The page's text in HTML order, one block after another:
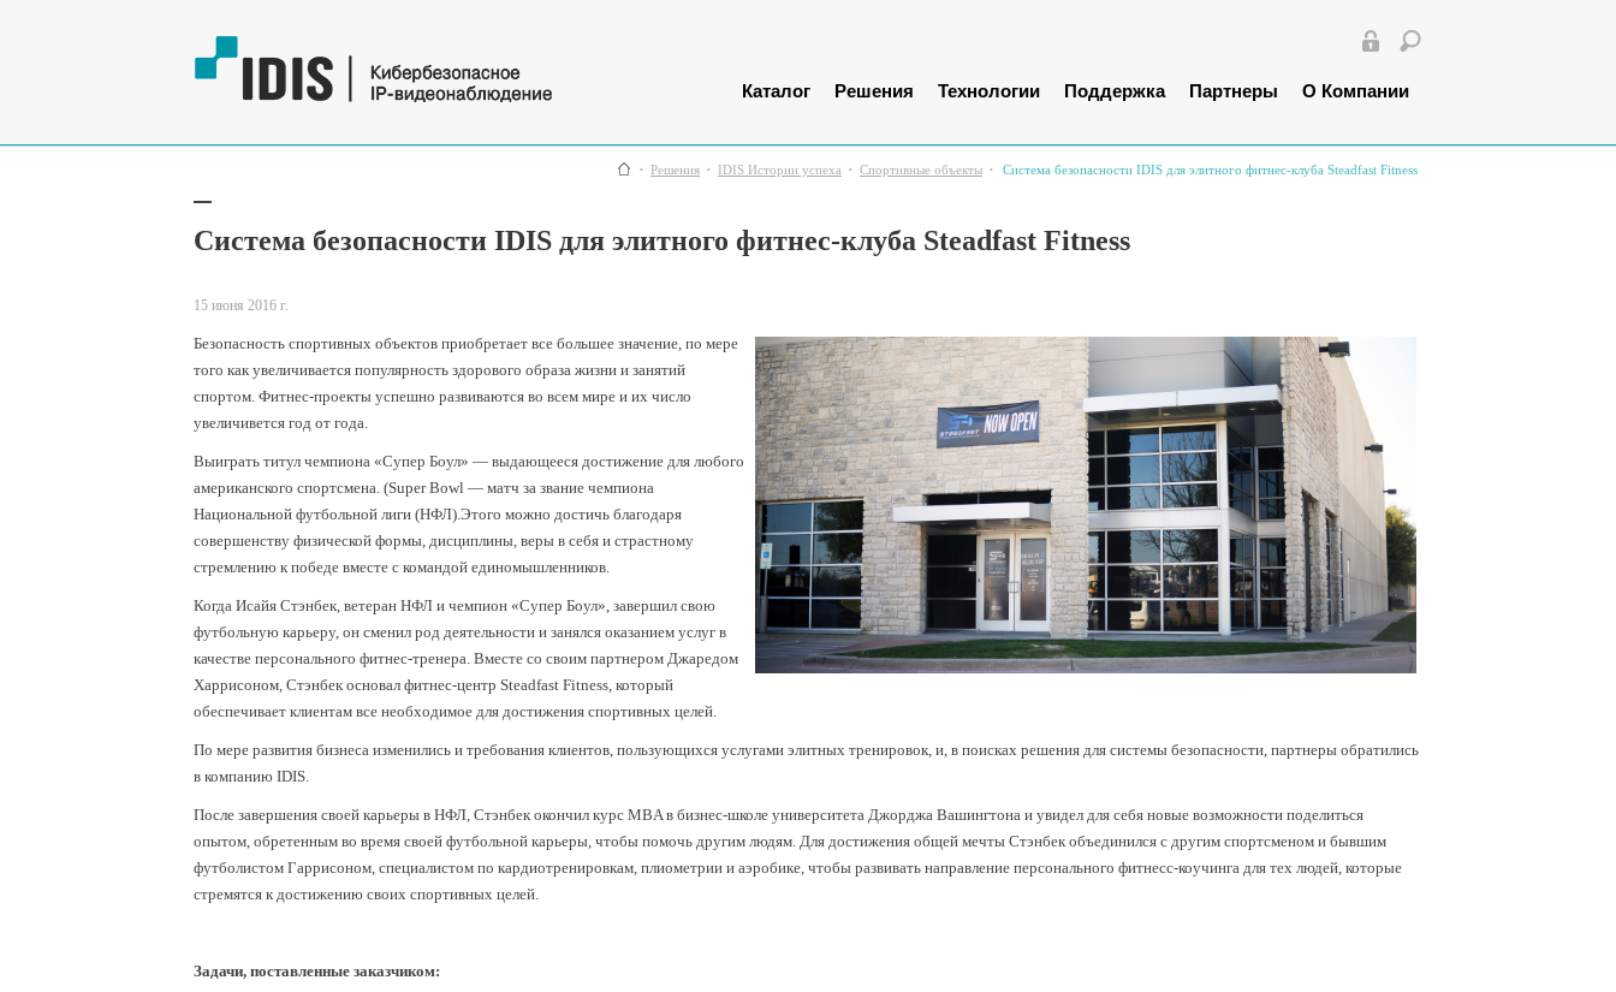
Каталог Решения Технологии Поддержка Партнеры О Компании
Решения IDIS Истории успеха Спортивные объекты Cистема безопасности IDIS для элитного фитнес-клуба Steadfast Fitness
Cистема безопасности IDIS для элитного фитнес-клуба Steadfast Fitness
15 июня 2016 г.
Безопасность спортивных объектов приобретает все большее значение, по мере
того как увеличивается популярность здорового образа жизни и занятий
спортом. Фитнес-проекты успешно развиваются во всем мире и их число
увеличивется год от года.
Выиграть титул чемпиона «Супер Боул» — выдающееся достижение для любого
американского спортсмена. (Super Bowl — матч за звание чемпиона
Национальной футбольной лиги (НФЛ).Этого можно достичь благодаря
совершенству физической формы, дисциплины, веры в себя и страстному
стремлению к победе вместе с командой единомышленников.
Когда Исайя Стэнбек, ветеран НФЛ и чемпион «Супер Боул», завершил свою
футбольную карьеру, он сменил род деятельности и занялся оказанием услуг в
качестве персонального фитнес-тренера. Вместе со своим партнером Джаредом
Харрисоном, Стэнбек основал фитнес-центр Steadfast Fitness, который
обеспечивает клиентам все необходимое для достижения спортивных целей.
По мере развития бизнеса изменились и требования клиентов, пользующихся услугами элитных тренировок, и, в поисках решения для системы безопасности, партнеры обратились
в компанию IDIS.
После завершения своей карьеры в НФЛ, Стэнбек окончил курс MBA в бизнес-школе университета Джорджа Вашингтона и увидел для себя новые возможности поделиться
опытом, обретенным во время своей футбольной карьеры, чтобы помочь другим людям. Для достижения общей мечты Стэнбек объединился с другим спортсменом и бывшим
футболистом Гаррисоном, специалистом по кардиотренировкам, плиометрии и аэробике, чтобы развивать направление персонального фитнесс-коучинга для тех людей, которые
стремятся к достижению своих спортивных целей.
Задачи, поставленные заказчиком: